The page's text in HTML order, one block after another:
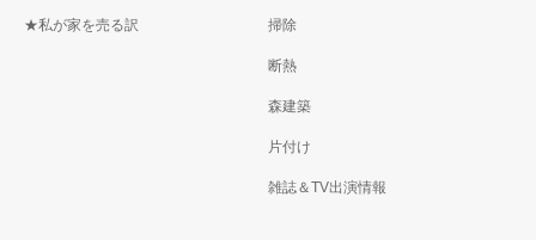
★私が家を売る訳 掃除
断熱
森建築
片付け
雑誌＆TV出演情報